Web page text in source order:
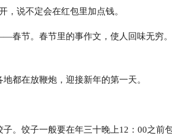
，说不定会在红包里加点钱。
春节。春节里的事作文，使人回味无穷。
都在放鞭炮，迎接新年的第一天。
。饺子一般要在年三十晚上12：00之前